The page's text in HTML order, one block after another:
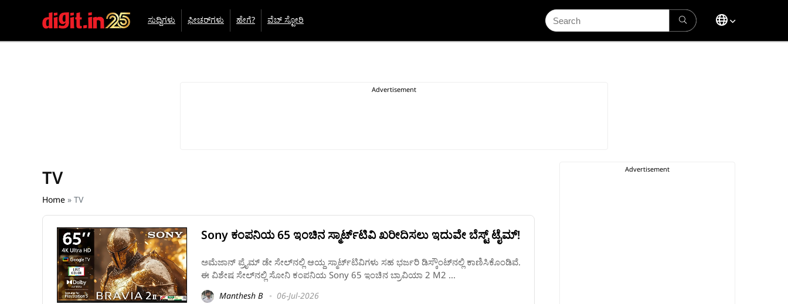
ಸುದ್ದಿಗಳು ಫೀಚರ್‌ಗಳು ಹೇಗೆ? ವೆಬ್ ಸ್ಟೋರಿ
Search
for:
TV
Home » TV
Sony ಕಂಪನಿಯ 65 ಇಂಚಿನ ಸ್ಮಾರ್ಟ್‌ಟಿವಿ ಖರೀದಿಸಲು ಇದುವೇ ಬೆಸ್ಟ್‌ ಟೈಮ್‌!
ಅಮೆಜಾನ್‌ ಪ್ರೈಮ್‌ ಡೇ ಸೇಲ್‌ನಲ್ಲಿ ಆಯ್ದ ಸ್ಮಾರ್ಟ್‌ಟಿವಿಗಳು ಸಹ ಭರ್ಜರಿ ಡಿಸ್ಕೌಂಟ್‌ನಲ್ಲಿ ಕಾಣಿಸಿಕೊಂಡಿವೆ.
ಈ ವಿಶೇಷ ಸೇಲ್‌ನಲ್ಲಿ ಸೋನಿ ಕಂಪನಿಯ Sony 65 ಇಂಚಿನ ಬ್ರಾವಿಯಾ 2 M2 ...
Manthesh B 06-Jul-2026